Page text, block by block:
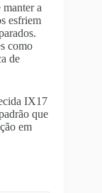
manter a
esfriem
como
de
IX17
que
em